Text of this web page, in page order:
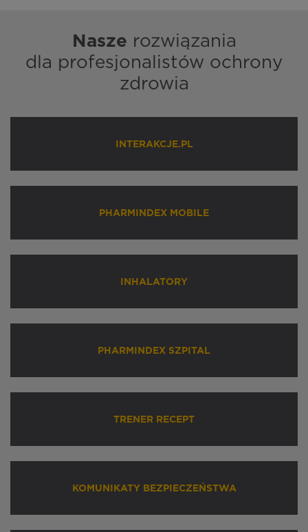
Nasze rozwiązania
dla profesjonalistów ochrony
zdrowia
INTERAKCJE.PL
PHARMINDEX MOBILE
INHALATORY
PHARMINDEX SZPITAL
TRENER RECEPT
KOMUNIKATY BEZPIECZEŃSTWA